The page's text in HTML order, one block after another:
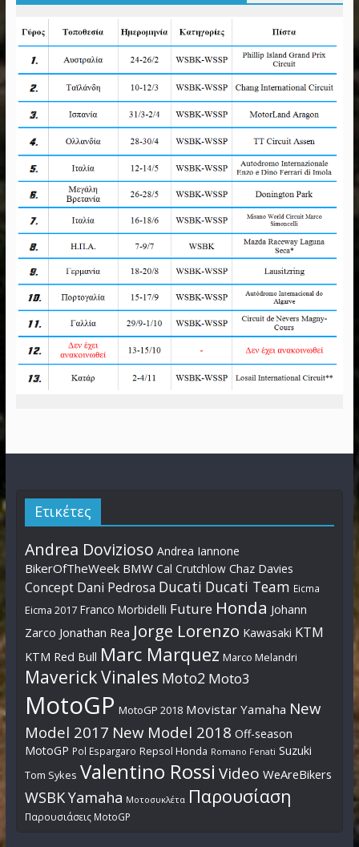
Ετικέτες
Andrea Dovizioso Andrea Iannone
BikerOfTheWeek BMW Cal Crutchlow Chaz Davies
Concept Dani Pedrosa Ducati Ducati Team Eicma
Eicma 2017 Franco Morbidelli Future Honda Johann
Zarco Jonathan Rea Jorge Lorenzo Kawasaki KTM
KTM Red Bull Marc Marquez Marco Melandri
Maverick Vinales Moto2 Moto3
MotoGP MotoGP 2018 Movistar Yamaha New
Model 2017 New Model 2018 Off-season
MotoGP Pol Espargaro Repsol Honda Romano Fenati Suzuki
Tom Sykes Valentino Rossi Video WeAreBikers
WSBKYamaha Μοτοσυκλέτα Παρουσίαση
Παρουσιάσεις MotoGP